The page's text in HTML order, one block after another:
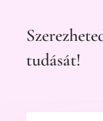
tudását!